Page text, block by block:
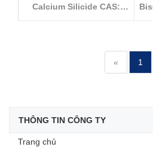
Calcium Silicide CAS:
« 1
THÔNG TIN CÔNG TY
Trang chủ